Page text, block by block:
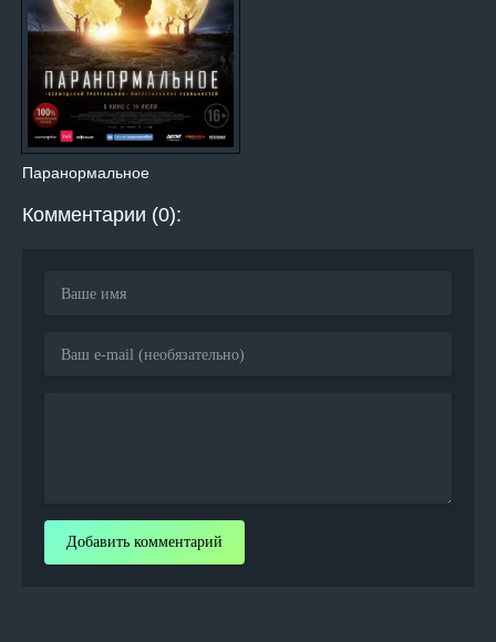
Паранормальное
Комментарии (0):
Добавить комментарий